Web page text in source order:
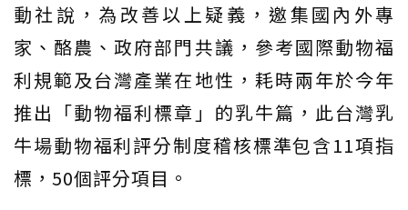
動社說，為改善以上疑義，邀集國內外專
家、酪農、政府部門共議，參考國際動物福
利規範及台灣產業在地性，耗時兩年於今年
推出「動物福利標章」的乳牛篇，此台灣乳
牛場動物福利評分制度稽核標準包含11項指
標，50個評分項目。